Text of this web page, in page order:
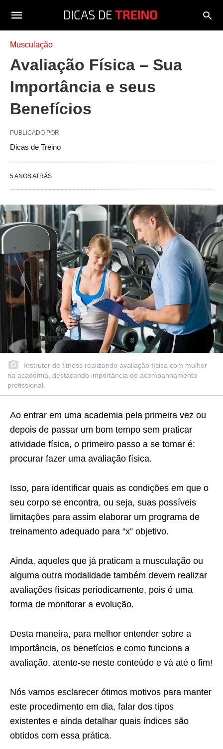
Musculação
Avaliação Física – Sua
Importância e seus
Benefícios
PUBLICADO POR
Dicas de Treino
5 ANOS ATRÁS
Instrutor de fitness realizando avaliação física com mulher
na academia, destacando importância do acompanhamento
profissional.
Ao entrar em uma academia pela primeira vez ou
depois de passar um bom tempo sem praticar
atividade física, o primeiro passo a se tomar é:
procurar fazer uma avaliação física.
Isso, para identificar quais as condições em que o
seu corpo se encontra, ou seja, suas possíveis
limitações para assim elaborar um programa de
treinamento adequado para “x” objetivo.
Ainda, aqueles que já praticam a musculação ou
alguma outra modalidade também devem realizar
avaliações físicas periodicamente, pois é uma
forma de monitorar a evolução.
Desta maneira, para melhor entender sobre a
importância, os benefícios e como funciona a
avaliação, atente-se neste conteúdo e vá até o fim!
Nós vamos esclarecer ótimos motivos para manter
este procedimento em dia, falar dos tipos
existentes e ainda detalhar quais índices são
obtidos com essa prática.